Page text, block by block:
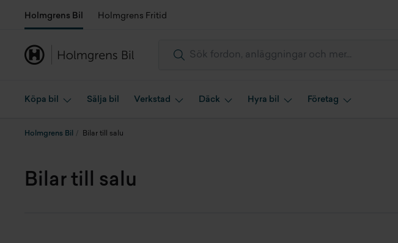
Holmgrens Bil Holmgrens Fritid
Köpa bil Sälja bil Verkstad Däck Hyra bil Företag
Holmgrens Bil Bilar till salu
Bilar till salu